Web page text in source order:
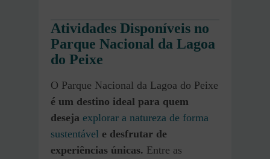
Atividades Disponíveis no
Parque Nacional da Lagoa
do Peixe
O Parque Nacional da Lagoa do Peixe
é um destino ideal para quem
deseja explorar a natureza de forma
sustentável e desfrutar de
experiências únicas. Entre as